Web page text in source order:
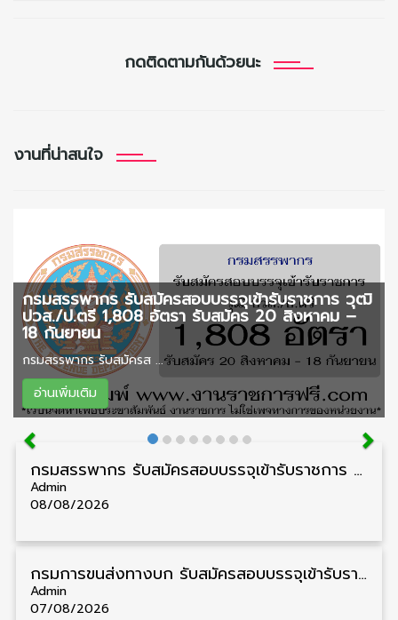
กดติดตามกันด้วยนะ
งานที่น่าสนใจ
กรมสรรพากร รับสมัครสอบบรรจุเข้ารับราชการ วุฒิ
ปวส./ป.ตรี 1,808 อัตรา รับสมัคร 20 สิงหาคม –
18 กันยายน
กรมสรรพากร รับสมัครส ...
อ่านเพิ่มเติม
กรมสรรพากร รับสมัครสอบบรรจุเข้ารับราชการ วุฒิ ปวส./ป.ตรี 1,808 อัตรา รับสมัคร 20 สิงหาคม – 18 กันยายน
Admin
08/08/2026
กรมการขนส่งทางบก รับสมัครสอบบรรจุเข้ารับราชการ วุฒิ ปวส. 24 อัตรา รับสมัคร 18 สิงหาคม – 7 กันยายน
Admin
07/08/2026